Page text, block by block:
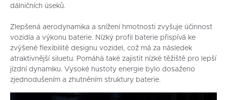
dálničních úseků.
Zlepšená aerodynamika a snížení hmotnosti zvyšuje účinnost
vozidla a výkonu baterie. Nízký profil baterie přispívá ke
zvýšené flexibilitě designu vozidel, což má za následek
atraktivnější siluetu. Pomáhá také zajistit nízké těžiště pro lepší
jízdní dynamiku. Vysoké hustoty energie bylo dosaženo
zjednodušením a zhutněním struktury baterie.